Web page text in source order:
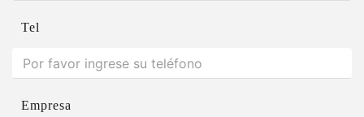
Tel
Empresa